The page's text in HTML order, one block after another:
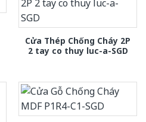
Cửa Thép Chống Cháy 2P
2 tay co thuy luc-a-SGD